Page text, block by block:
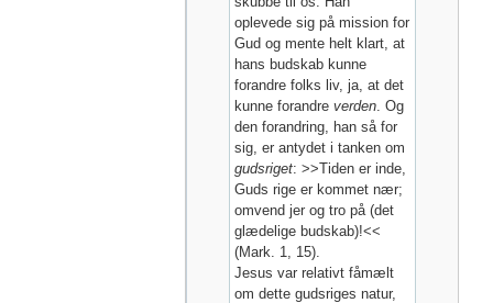
oplevede sig på mission for
Gud og mente helt klart, at
hans budskab kunne
forandre folks liv, ja, at det
kunne forandre verden. Og
den forandring, han så for
sig, er antydet i tanken om
gudsriget: >>Tiden er inde,
Guds rige er kommet nær;
omvend jer og tro på (det
glædelige budskab)!<<
(Mark. 1, 15).
Jesus var relativt fåmælt
om dette gudsriges natur,